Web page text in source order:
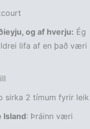
og af hverju: Ég
lifa af en það væri
sirka 2 tímum fyrir leik
Island: Þráinn væri